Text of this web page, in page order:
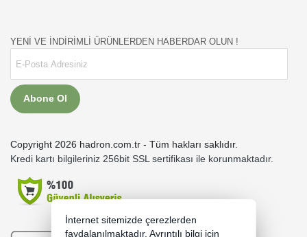
YENİ VE İNDİRİMLİ ÜRÜNLERDEN HABERDAR OLUN !
Abone Ol
Copyright 2026 hadron.com.tr - Tüm hakları saklıdır.
Kredi kartı bilgileriniz 256bit SSL sertifikası ile korunmaktadır.
İnternet sitemizde çerezlerden
faydalanılmaktadır. Ayrıntılı bilgi için